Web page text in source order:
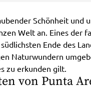
Schönheit und
Welt an. Eines der
Ende des
Naturwundern
zu erkunden gilt.
von Punta